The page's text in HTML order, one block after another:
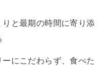
と最期の時間に寄り添
にこだわらず、食べた